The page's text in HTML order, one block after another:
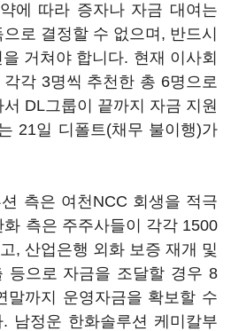
에 따라 증자나 자금 대여는
로 결정할 수 없으며, 반드시
거쳐야 합니다. 현재 이사회
각 3명씩 추천한 총 6명으로
DL그룹이 끝까지 자금 지원
21일 디폴트(채무 불이행)가
측은 여천NCC 회생을 적극
측은 주주사들이 각각 1500
, 산업은행 외화 보증 재개 및
등으로 자금을 조달할 경우 8
말까지 운영자금을 확보할 수
남정운 한화솔루션 케미칼부